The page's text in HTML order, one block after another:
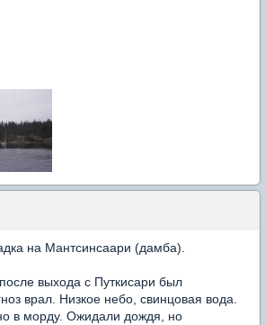
на Мантсинсаари (дамба).
выхода с Путкисари был
врал. Низкое небо, свинцовая вода.
в морду. Ожидали дождя, но